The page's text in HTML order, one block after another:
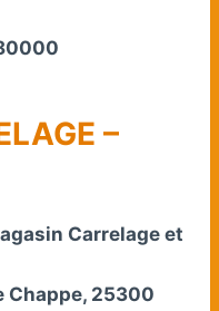
–
Carrelage et
Chappe, 25300